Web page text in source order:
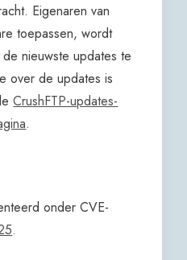
Eigenaren van
toepassen, wordt
nieuwste updates te
over de updates is
CrushFTP-updates-
.
onder CVE-
.